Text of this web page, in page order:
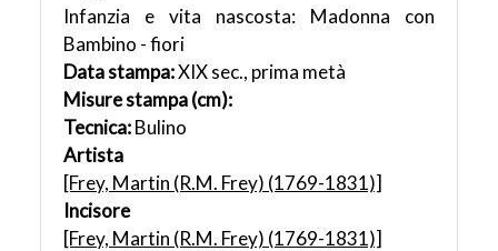
Infanzia e vita nascosta: Madonna con
Bambino - fiori
Data stampa:XIX sec., prima metà
Misure stampa (cm):
Tecnica:Bulino
Artista
[Frey, Martin (R.M. Frey) (1769-1831)]
Incisore
[Frey, Martin (R.M. Frey) (1769-1831)]